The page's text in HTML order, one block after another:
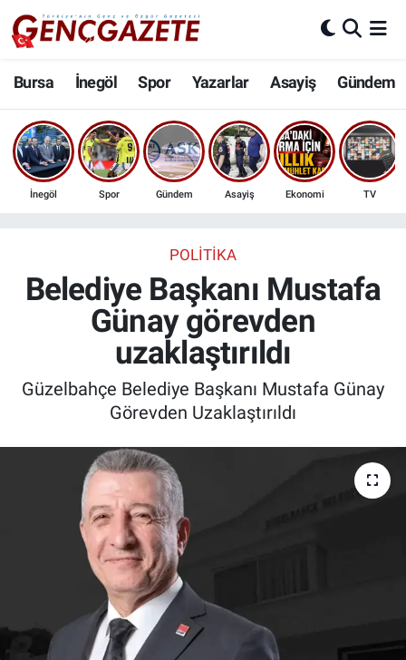
Bursa İnegöl Spor Yazarlar Asayiş Gündem
İnegöl Spor Gündem Asayiş Ekonomi TV
POLITIKA
Belediye Başkanı Mustafa
Günay görevden
uzaklaştırıldı
Güzelbahçe Belediye Başkanı Mustafa Günay
Görevden Uzaklaştırıldı
Bursa
İnegöl
3.SAYFA
Ekonomi
İnanç
Kültür & Sanat
Sağlık
Siyaset
Teknoloji
Nöbetçi Eczaneler
Hava Durumu
Trafik Durumu
Son Dakika Haberleri
Haber Arşivi